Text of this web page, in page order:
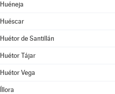
Huéneja
Huéscar
Huétor de Santillán
Huétor Tájar
Huétor Vega
Íllora